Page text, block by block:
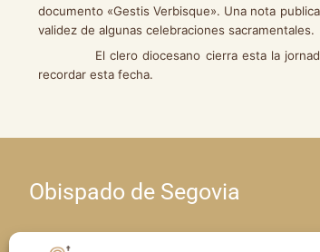
documento «Gestis Verbisque». Una nota
validez de algunas celebraciones sacramentales.
El clero diocesano cierra esta la jornada
recordar esta fecha.
Obispado de Segovia